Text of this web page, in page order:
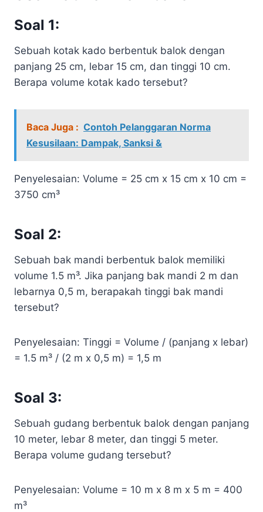
Soal 1:
Sebuah kotak kado berbentuk balok dengan
panjang 25 cm, lebar 15 cm, dan tinggi 10 cm.
Berapa volume kotak kado tersebut?
Baca Juga : Contoh Pelanggaran Norma
Kesusilaan: Dampak, Sanksi &
Penyelesaian: Volume = 25 cm x 15 cm x 10 cm =
3750 cm³
Soal 2:
Sebuah bak mandi berbentuk balok memiliki
volume 1.5 m³. Jika panjang bak mandi 2 m dan
lebarnya 0,5 m, berapakah tinggi bak mandi
tersebut?
Penyelesaian: Tinggi = Volume / (panjang x lebar)
= 1.5 m³ / (2 m x 0,5 m) = 1,5 m
Soal 3:
Sebuah gudang berbentuk balok dengan panjang
10 meter, lebar 8 meter, dan tinggi 5 meter.
Berapa volume gudang tersebut?
Penyelesaian: Volume = 10 m x 8 m x 5 m = 400
m³